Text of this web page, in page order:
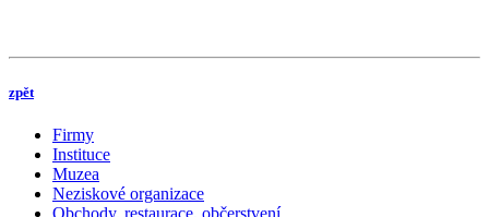
zpět
Firmy
Instituce
Muzea
Neziskové organizace
Obchody, restaurace, občerstvení